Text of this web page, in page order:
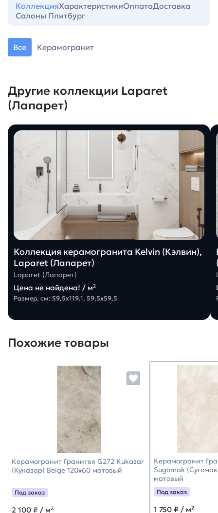
КоллекцияХарактеристикиОплатаДоставка
Салоны Плитбург
Все Керамогранит
Другие коллекции Laparet
(Лапарет)
Коллекция керамогранита Kelvin (Кэлвин),
Laparet (Лапарет)
Laparet (Лапарет)
Цена не найдена! / м²
Размер, см: 59,5x119,1, 59,5x59,5
Похожие товары
Керамогранит Гранитея G272 Kukazar
(Куказар) Beige 120х60 матовый
Под заказ
2 100 ₽ / м²
Керамогранит
Sugomak
матовый
Под заказ
1 750 ₽ / м²